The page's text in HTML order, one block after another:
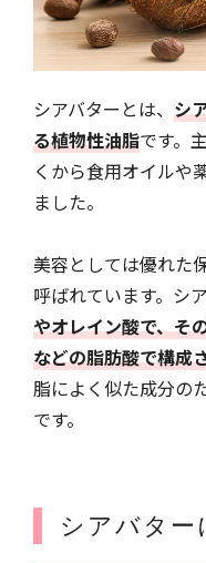
シアバターとは、 シ
る植物性油脂です。
くから食用オイルや
ました。
美容としては優れた
呼ばれています。シ
やオレイン酸で、そ
などの脂肪酸で構成
脂によく似た成分の
です。
シアバター